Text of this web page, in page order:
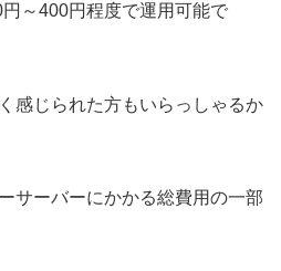
～400円程度で運用可能で
感じられた方もいらっしゃるか
サーバーにかかる総費用の一部